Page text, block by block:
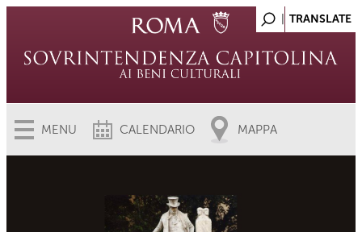
MENU CALENDARIO MAPPA